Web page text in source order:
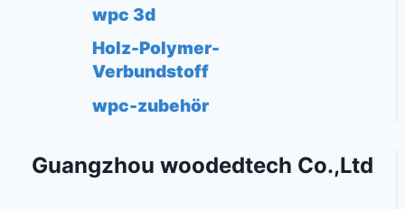
wpc 3d
Holz-Polymer-
Verbundstoff
wpc-zubehör
Guangzhou woodedtech Co.,Ltd